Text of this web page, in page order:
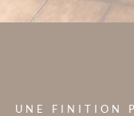
UNE FINITION